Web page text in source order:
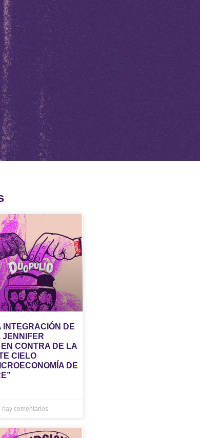
INTEGRACIÓN DE
JENNIFER
CONTRA DE LA
CIELO
DE
hay comentarios